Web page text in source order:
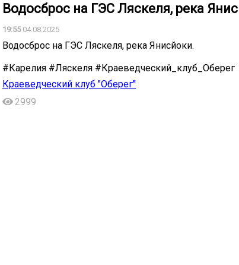
Водосброс на ГЭС Ляскеля, река
19:5504.08.2025
Водосброс на ГЭС Ляскеля, река Янисйоки.
#Карелия #Ляскеля #Краеведческий_клуб_Оберег
Краеведческий клуб "Оберег"
2999